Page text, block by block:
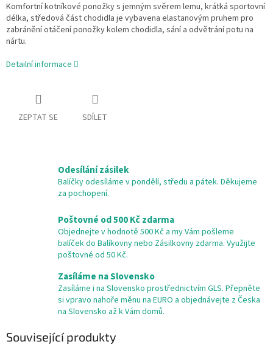
Komfortní kotníkové ponožky s jemným svěrem lemu, krátká sportovní
délka, středová část chodidla je vybavena elastanovým pruhem pro
zabránění otáčení ponožky kolem chodidla, sání a odvětrání potu na
nártu.
Detailní informace
ZEPTAT SE SDÍLET
Odesílání zásilek
Balíčky odesíláme v pondělí, středu a pátek. Děkujeme
za pochopení.
Poštovné od 500 Kč zdarma
Objednejte v hodnotě 500 Kč a my Vám pošleme
balíček do Balíkovny nebo Zásilkovny zdarma. Využijte
poštovné od 50 Kč.
Zasíláme na Slovensko
Zasíláme i na Slovensko prostřednictvím GLS. Přepněte
si vpravo nahoře měnu na EURO a objednávejte z Česka
na Slovensko až k Vám domů.
Související produkty